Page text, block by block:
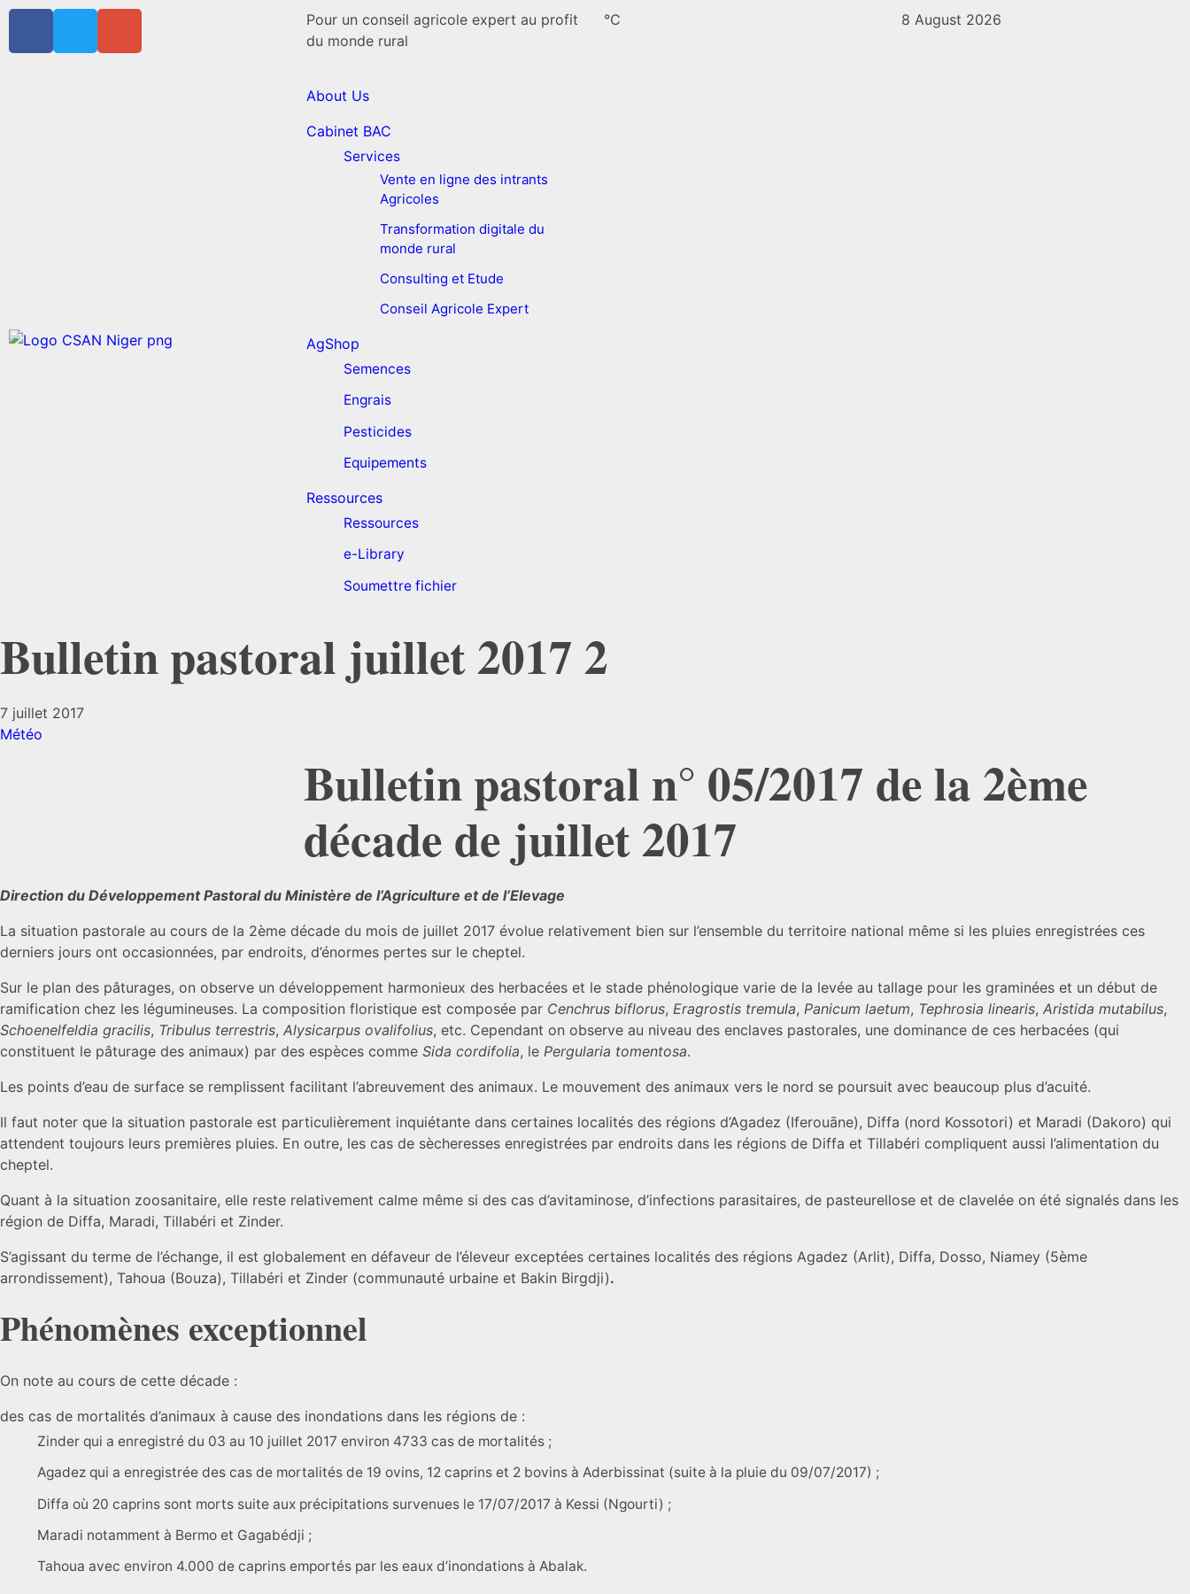
Pour un conseil agricole expert au profit
du monde rural
°C 8 August 2026
About Us
Cabinet BAC
Services
Vente en ligne des intrants
Agricoles
Transformation digitale du
monde rural
Consulting et Etude
Conseil Agricole Expert
AgShop
Semences
Engrais
Pesticides
Equipements
Ressources
Ressources
e-Library
Soumettre fichier
Bulletin pastoral juillet 2017 2
7 juillet 2017
Météo
Bulletin pastoraln° 05/2017 de la2ème
décade de juillet 2017
Direction du Développement Pastoral du Ministère de l’Agriculture et de l’Elevage
La situation pastorale au cours de la 2ème décade du mois de juillet 2017 évolue relativement bien sur l’ensemble du territoire national même si les pluies enregistrées ces
derniers jours ont occasionnées, par endroits, d’énormes pertes sur le cheptel.
Sur le plan des pâturages, on observe un développement harmonieux des herbacées et le stade phénologique varie de la levée au tallage pour les graminées et un début de
ramification chez les légumineuses. La composition floristique est composée par Cenchrus biflorus, Eragrostis tremula, Panicum laetum, Tephrosia linearis, Aristida mutabilus,
Schoenelfeldia gracilis, Tribulus terrestris, Alysicarpus ovalifolius, etc. Cependant on observe au niveau des enclaves pastorales, une dominance de ces herbacées (qui
constituent le pâturage des animaux) par des espèces comme Sida cordifolia, le Pergularia tomentosa.
Les points d’eau de surface se remplissent facilitant l’abreuvement des animaux. Le mouvement des animaux vers le nord se poursuit avec beaucoup plus d’acuité.
Il faut noter que la situation pastorale est particulièrement inquiétante dans certaines localités des régions d’Agadez (Iferouāne), Diffa (nord Kossotori) et Maradi (Dakoro) qui
attendent toujours leurs premières pluies. En outre, les cas de sècheresses enregistrées par endroits dans les régions de Diffa et Tillabéri compliquent aussi l’alimentation du
cheptel.
Quant à la situation zoosanitaire, elle reste relativement calme même si des cas d’avitaminose, d’infections parasitaires, de pasteurellose et de clavelée on été signalés dans les
région de Diffa, Maradi, Tillabéri et Zinder.
S’agissant du terme de l’échange, il est globalement en défaveur de l’éleveur exceptées certaines localités des régions Agadez (Arlit), Diffa, Dosso, Niamey (5ème
arrondissement), Tahoua (Bouza), Tillabéri et Zinder (communauté urbaine et Bakin Birgdji).
Phénomènes exceptionnel
On note au cours de cette décade :
des cas de mortalités d’animaux à cause des inondations dans les régions de :
Zinder qui a enregistré du 03 au 10 juillet 2017 environ 4733 cas de mortalités ;
Agadez qui a enregistrée des cas de mortalités de 19 ovins, 12 caprins et 2 bovins à Aderbissinat (suite à la pluie du 09/07/2017) ;
Diffa où 20 caprins sont morts suite aux précipitations survenues le 17/07/2017 à Kessi (Ngourti) ;
Maradi notamment à Bermo et Gagabédji ;
Tahoua avec environ 4.000 de caprins emportés par les eaux d’inondations à Abalak.